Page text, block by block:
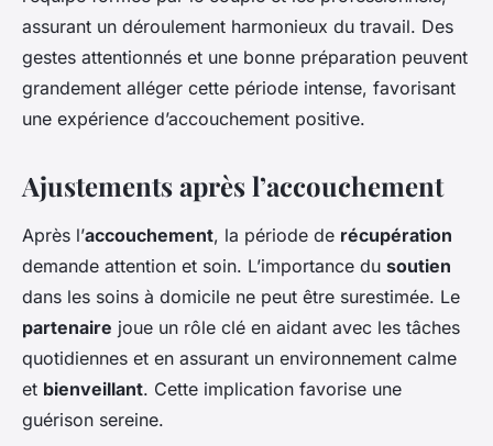
assurant un déroulement harmonieux du travail. Des
gestes attentionnés et une bonne préparation peuvent
grandement alléger cette période intense, favorisant
une expérience d’accouchement positive.
Ajustements après l’accouchement
Après l’accouchement, la période de récupération
demande attention et soin. L’importance du soutien
dans les soins à domicile ne peut être surestimée. Le
partenaire joue un rôle clé en aidant avec les tâches
quotidiennes et en assurant un environnement calme
et bienveillant. Cette implication favorise une
guérison sereine.